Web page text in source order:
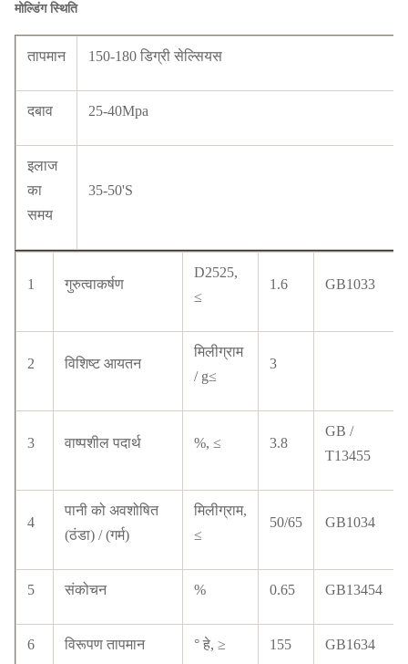
मोल्डिंग स्थिति
तापमान 150-180 डिग्री सेल्सियस
दबाव 25-40Mpa
इलाज
का
समय
35-50'S
1 गुरुत्वाकर्षण
D2525,
≤
1.6 GB1033
2 विशिष्ट आयतन
मिलीग्राम
/ g≤
3
3 वाष्पशील पदार्थ %, ≤ 3.8
GB /
T13455
4
पानी को अवशोषित
(ठंडा) / (गर्म)
मिलीग्राम,
≤
50/65 GB1034
5 संकोचन % 0.65 GB13454
6 विरूपण तापमान ° हे, ≥ 155 GB1634